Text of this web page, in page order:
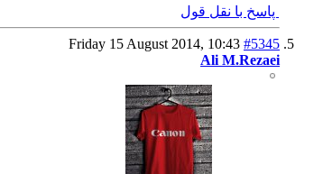
پاسخ با نقل قول
Friday 15 August 2014, 10:43 #5345
Ali M.Rezaei